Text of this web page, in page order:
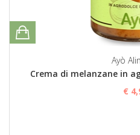
Ayò
Crema di melanzane in
€